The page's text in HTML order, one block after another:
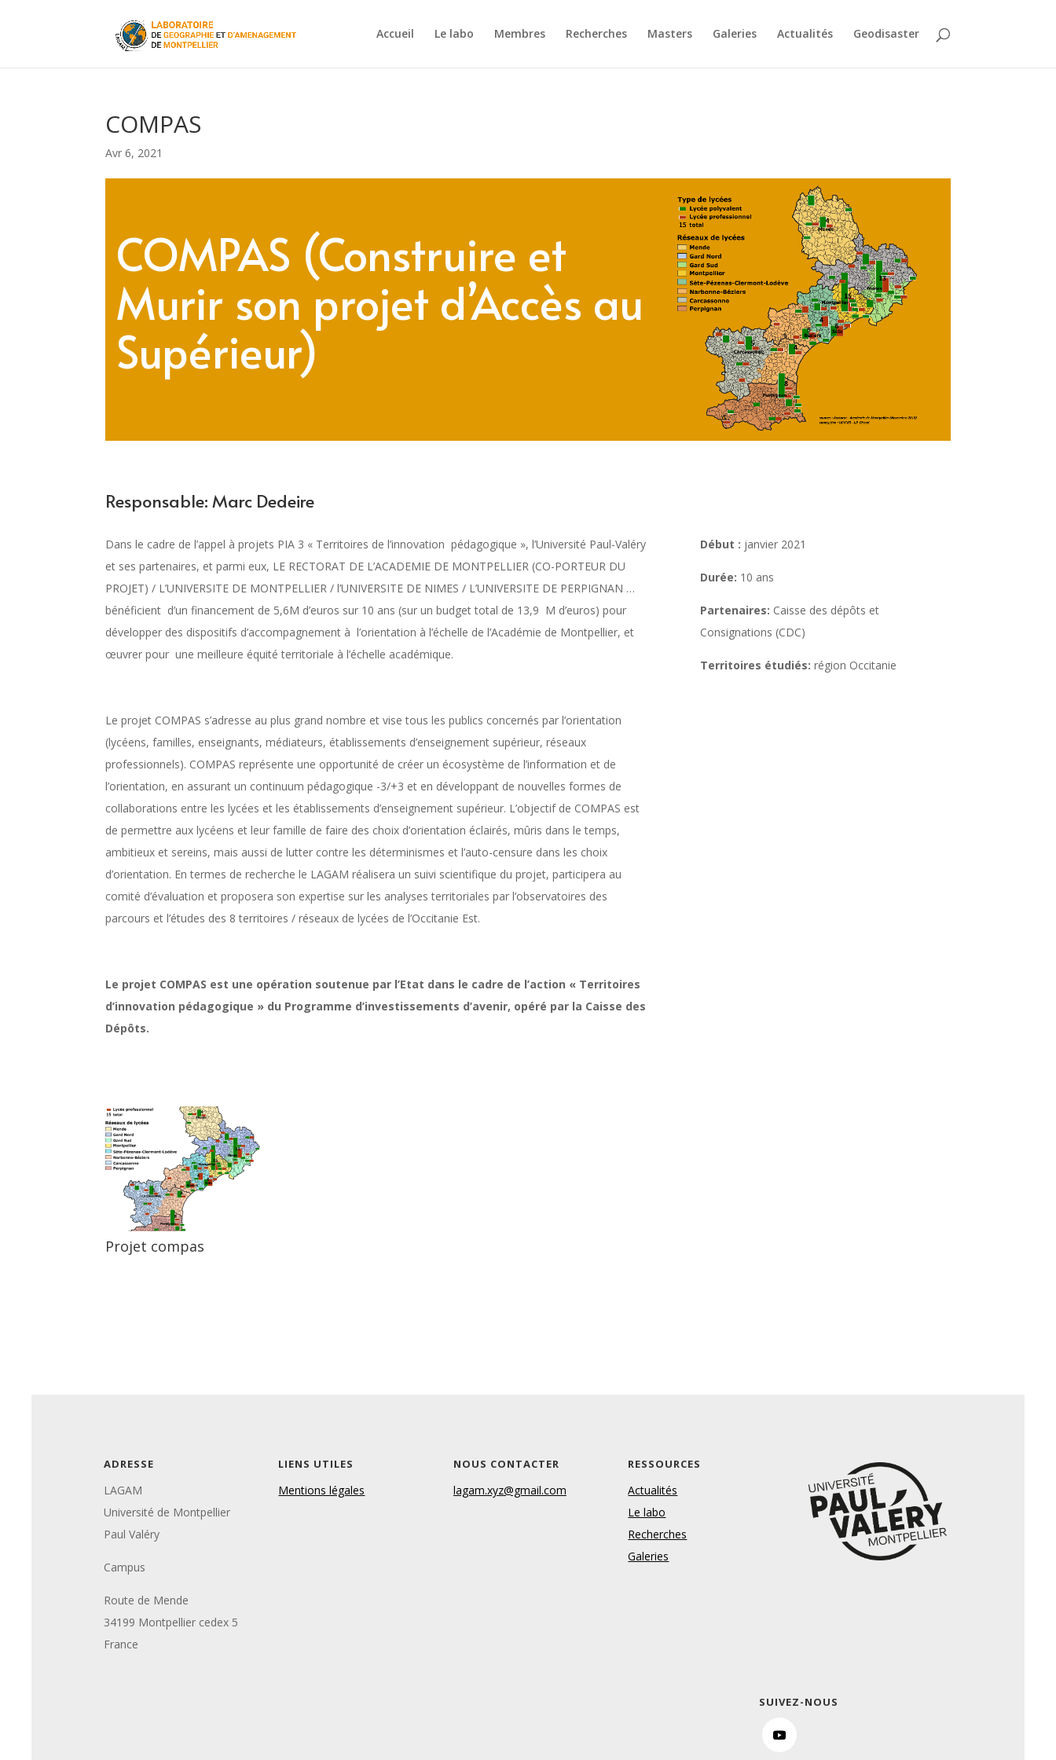
Accueil Le labo Membres Recherches Masters Galeries Actualités Geodisaster
COMPAS
Avr 6, 2021
COMPAS (Construire et
Murir son projet d’Accès au
Supérieur)
Responsable: Marc Dedeire
Dans le cadre de l’appel à projets PIA 3 « Territoires de l’innovation pédagogique », l’Université Paul-Valéry
et ses partenaires, et parmi eux, LE RECTORAT DE L’ACADEMIE DE MONTPELLIER (CO-PORTEUR DU
PROJET) / L’UNIVERSITE DE MONTPELLIER / l’UNIVERSITE DE NIMES / L’UNIVERSITE DE PERPIGNAN …
bénéficient d’un financement de 5,6M d’euros sur 10 ans (sur un budget total de 13,9 M d’euros) pour
développer des dispositifs d’accompagnement à l’orientation à l’échelle de l’Académie de Montpellier, et
œuvrer pour une meilleure équité territoriale à l’échelle académique.
Le projet COMPAS s’adresse au plus grand nombre et vise tous les publics concernés par l’orientation
(lycéens, familles, enseignants, médiateurs, établissements d’enseignement supérieur, réseaux
professionnels). COMPAS représente une opportunité de créer un écosystème de l’information et de
l’orientation, en assurant un continuum pédagogique -3/+3 et en développant de nouvelles formes de
collaborations entre les lycées et les établissements d’enseignement supérieur. L’objectif de COMPAS est
de permettre aux lycéens et leur famille de faire des choix d’orientation éclairés, mûris dans le temps,
ambitieux et sereins, mais aussi de lutter contre les déterminismes et l’auto-censure dans les choix
d’orientation. En termes de recherche le LAGAM réalisera un suivi scientifique du projet, participera au
comité d’évaluation et proposera son expertise sur les analyses territoriales par l’observatoires des
parcours et l’études des 8 territoires / réseaux de lycées de l’Occitanie Est.
Le projet COMPAS est une opération soutenue par l’Etat dans le cadre de l’action « Territoires
d’innovation pédagogique » du Programme d’investissements d’avenir, opéré par la Caisse des
Dépôts.
Début : janvier 2021
Durée: 10 ans
Partenaires: Caisse des dépôts et
Consignations (CDC)
Territoires étudiés: région Occitanie
Projet compas
ADRESSE
LAGAM
Université de Montpellier
Paul Valéry
Campus
Route de Mende
34199 Montpellier cedex 5
France
LIENS UTILES
Mentions légales
NOUS CONTACTER
lagam.xyz@gmail.com
RESSOURCES
Actualités
Le labo
Recherches
Galeries
SUIVEZ-NOUS